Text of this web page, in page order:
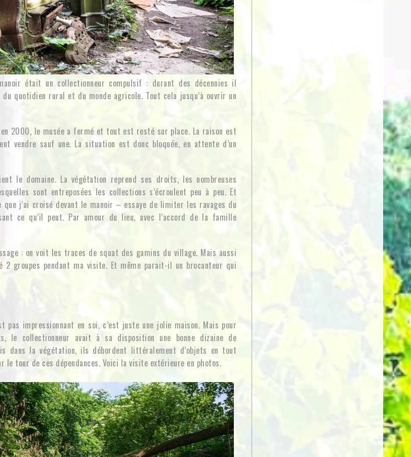
était un collectionneur compulsif : durant des décennies il
du quotidien rural et du monde agricole. Tout cela jusqu’à ouvrir un
2000, le musée a fermé et tout est resté sur place. La raison est
vendre sauf une. La situation est donc bloquée, en attente d’un
le domaine. La végétation reprend ses droits, les nombreuses
sont entreposées les collections s’écroulent peu à peu. Et
que j’ai croisé devant le manoir – essaye de limiter les ravages du
ce qu’il peut. Par amour du lieu, avec l’accord de la famille
: on voit les traces de squat des gamins du village. Mais aussi
2 groupes pendant ma visite. Et même parait-il un brocanteur qui
pas impressionnant en soi, c’est juste une jolie maison. Mais pour
le collectionneur avait à sa disposition une bonne dizaine de
dans la végétation, ils débordent littéralement d’objets en tout
le tour de ces dépendances. Voici la visite extérieure en photos.